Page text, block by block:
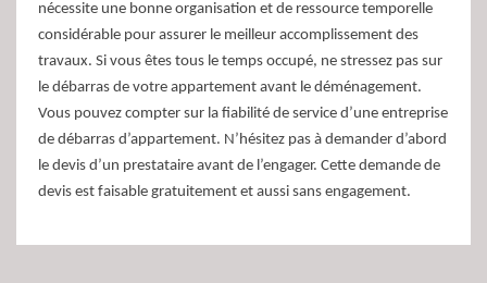
nécessite une bonne organisation et de ressource temporelle
considérable pour assurer le meilleur accomplissement des
travaux. Si vous êtes tous le temps occupé, ne stressez pas sur
le débarras de votre appartement avant le déménagement.
Vous pouvez compter sur la fiabilité de service d’une entreprise
de débarras d’appartement. N’hésitez pas à demander d’abord
le devis d’un prestataire avant de l’engager. Cette demande de
devis est faisable gratuitement et aussi sans engagement.